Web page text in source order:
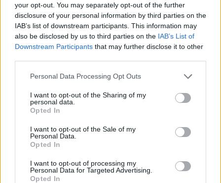
your opt-out. You may separately opt-out of the further
disclosure of your personal information by third parties on the
IAB’s list of downstream participants. This information may
also be disclosed by us to third parties on the IAB’s List of
Downstream Participants that may further disclose it to other
Personal Data Processing Opt Outs
I want to opt-out of the Sharing of my
personal data.
Opted In
I want to opt-out of the Sale of my
Personal Data.
Opted In
I want to opt-out of processing my
Personal Data for Targeted Advertising.
Opted In
Newsκαι μάθετε πρώτοι όλες τις ειδήσεις
για την άμυνα.